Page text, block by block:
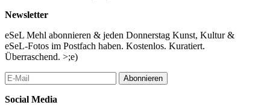
Newsletter
eSeL Mehl abonnieren & jeden Donnerstag Kunst, Kultur &
eSeL-Fotos im Postfach haben. Kostenlos. Kuratiert.
Überraschend. >;e)
Abonnieren
Social Media